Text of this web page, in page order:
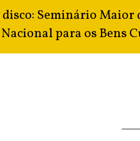
Seminário Maior
para os Bens